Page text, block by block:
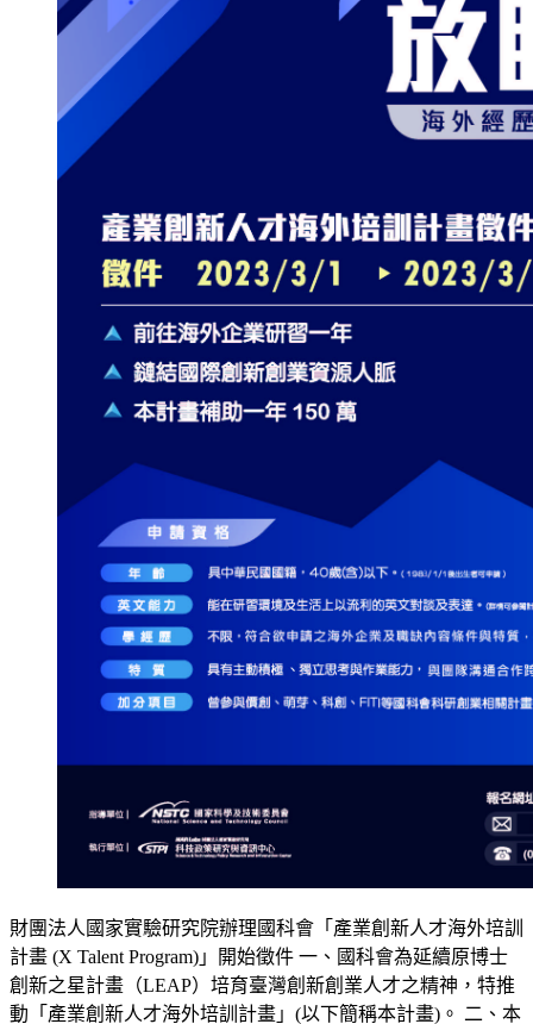
財團法人國家實驗研究院辦理國科會「產業創新人才海外培訓
計畫 (X Talent Program)」開始徵件 一、國科會為延續原博士
創新之星計畫（LEAP）培育臺灣創新創業人才之精神，特推
動「產業創新人才海外培訓計畫」(以下簡稱本計畫)。 二、本